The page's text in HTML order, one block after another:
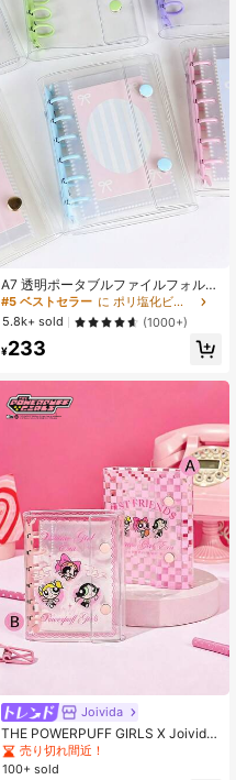
A7 透明ポータブルファイルフォルダ
ー ダブルスナップデザイン、美しい
写真を収納でき、フォトアルバム、
貯金、文房具、ノート、ステッカー
ブック、オフィス用品、学校用品、
新学期にも使えます
#5 ベストセラー
に ポリ塩化ビニル バインダー
5.8k+ sold
(1000+)
¥233
Joivida
THE POWERPUFF GIRLS X Joivida
カートゥーン柄ルーズリーフバイン
ダー 収納に適しています
売り切れ間近！
100+ sold